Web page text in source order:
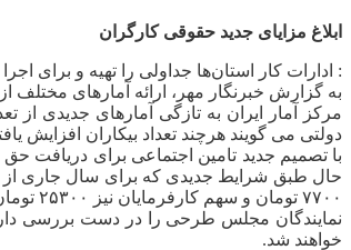
ابلاغ مزایای جدید حقوقی کارگران
: ادارات کار استان‌ها جداولی را تهیه و برای
دولتی می گویند هرچند تعداد بیکاران
۷۷۰۰ تومان و سهم کارفرمایان نیز ۲۵۳۰۰ تومان می شود.
نمایندگان مجلس طرحی را در دست بررسی
خواهند شد.